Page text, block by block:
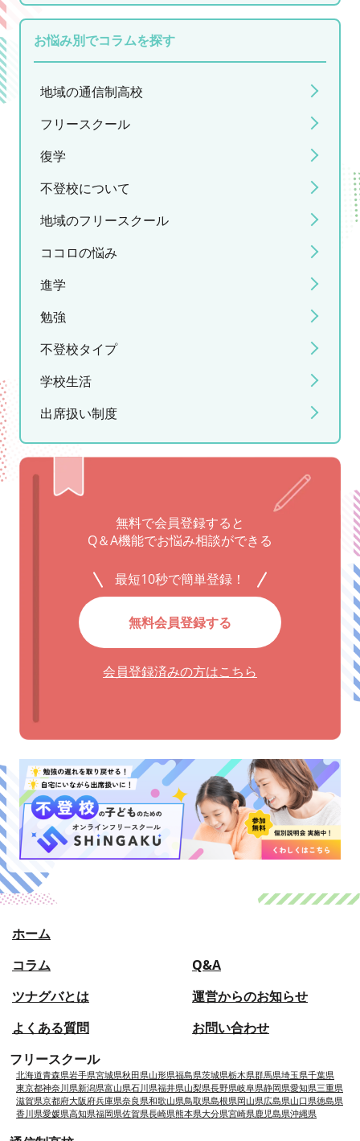
お悩み別でコラムを探す
地域の通信制高校
フリースクール
復学
不登校について
地域のフリースクール
ココロの悩み
進学
勉強
不登校タイプ
学校生活
出席扱い制度
無料で会員登録すると
Q＆A機能でお悩み相談ができる
最短10秒で簡単登録！
無料会員登録する
会員登録済みの方はこちら
ホーム
コラム
Q&A
ツナグバとは
よくある質問
運営からのお知らせ
お問い合わせ
フリースクール
北海道青森県岩手県宮城県秋田県山形県福島県茨城県栃木県群馬県埼玉県千葉県
東京都神奈川県新潟県富山県石川県福井県山梨県長野県岐阜県静岡県愛知県三重県
滋賀県京都府大阪府兵庫県奈良県和歌山県鳥取県島根県岡山県広島県山口県徳島県
香川県愛媛県高知県福岡県佐賀県長崎県熊本県大分県宮崎県鹿児島県沖縄県